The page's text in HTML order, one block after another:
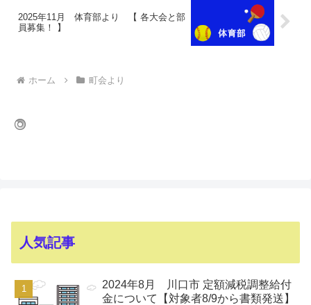
2025年11月 体育部より 【 各大会と部
員募集！ 】
ホーム 町会より
人気記事
2024年8月 川口市 定額減税調整給付
金について【対象者8/9から書類発送】